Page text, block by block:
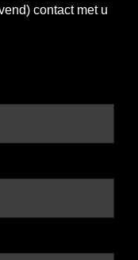
contact met u